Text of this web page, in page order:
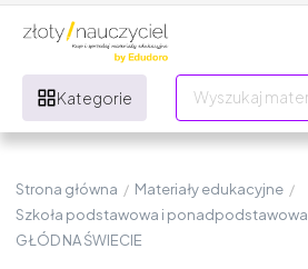
Kategorie
Strona główna / Materiały edukacyjne /
Szkoła podstawowa i ponadpodstawowa
GŁÓD NA ŚWIECIE